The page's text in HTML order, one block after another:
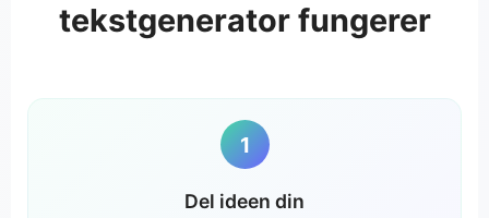
tekstgenerator fungerer
1
Del ideen din